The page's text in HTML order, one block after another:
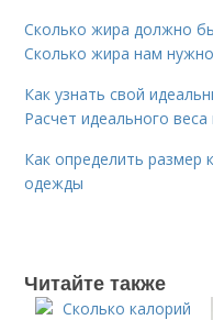
Сколько жира должно
Сколько жира нам
Как узнать свой
Расчет идеального
Как определить размер
одежды
Читайте также